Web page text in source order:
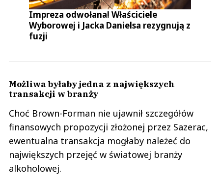
Impreza odwołana! Właściciele
Wyborowej i Jacka Danielsa rezygnują z
fuzji
Możliwa byłaby jedna z największych
transakcji w branży
Choć Brown-Forman nie ujawnił szczegółów
finansowych propozycji złożonej przez Sazerac,
ewentualna transakcja mogłaby należeć do
największych przejęć w światowej branży
alkoholowej.